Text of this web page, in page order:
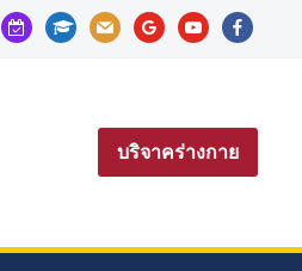
calendar-
check-
graduation-
cap
mail googleyoutubefacebook
บริจาคร่างกาย